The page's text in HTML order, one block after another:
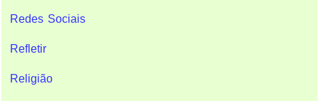
Redes Sociais
Refletir
Religião